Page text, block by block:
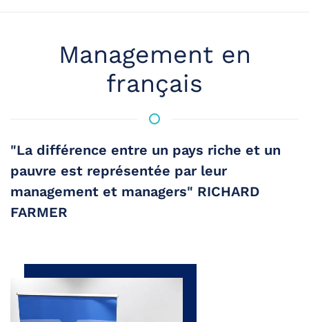
Management en
français
"La différence entre un pays riche et un
pauvre est représentée par leur
management et managers" RICHARD
FARMER